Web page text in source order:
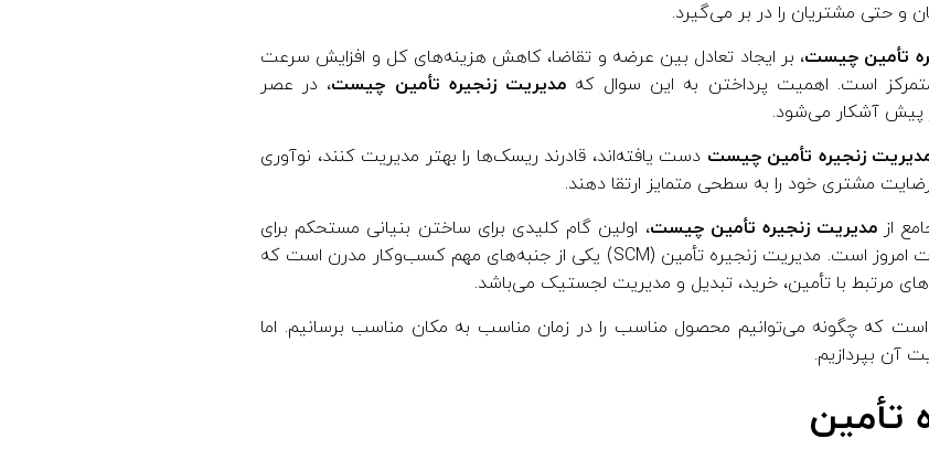
و حتی مشتریان را در بر می‌گیرد.
تأمین چیست، بر ایجاد تعادل بین عرضه و تقاضا، کاهش هزینه‌های کل و افزایش سرعت
متمرکز است. اهمیت پرداختن به این سوال کهمدیریت زنجیره تأمین چیست، در عصر
پیش آشکار می‌شود.
زنجیره تأمین چیست دست یافته‌اند، قادرند ریسک‌ها را بهتر مدیریت کنند، نوآوری
مشتری خود را به سطحی متمایز ارتقا دهند.
از مدیریت زنجیره تأمین چیست، اولین گام کلیدی برای ساختن بنیانی مستحکم برای
موفقیت پایدار در اکوسیستم پویای تجارت امروز است. مدیریت زنجیره تأمین (SCM) یکی از جنبه‌های مهم کسب‌وکار مدرن است که
مرتبط با تأمین، خرید، تبدیل و مدیریت لجستیک می‌باشد.
است که چگونه می‌توانیم محصول مناسب را در زمان مناسب به مکان مناسب برسانیم. اما
آن بپردازیم.
تأمین